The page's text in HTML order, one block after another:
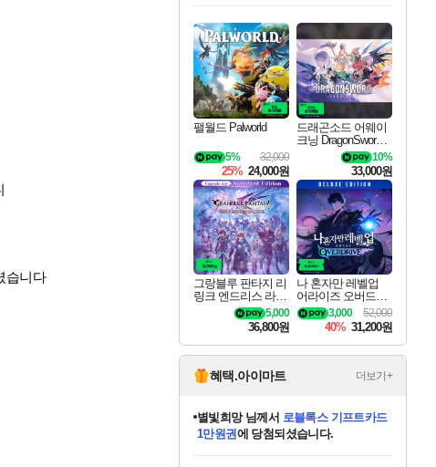
습니다
최대 90% 할인가를 만나보세요!
네이버혜택과 함께 만나보세요!
50%할인&추가 적립까지!
네이버 포인트 혜택까지!
이니&베니 혜택까지!
네이버 혜택가와 함께 예약하세요!
할인&네이버혜택으로 만나보세요!
할인가에 만나보세요!
일부 에디션 상시 할인!
혜택으로 예약 판매 중
편안하게 충전하세요
팰월드 Palworld
32,000
5%
25% 24,000원
드래곤소드 어웨이
크닝 DragonSword A
10%
33,000원
그랑블루 판타지 리
링크 엔드리스 라그
나로크 업그레이드
킷 Granblue Fantasy
Relink Endless Ragn
arok Upgrade Kit DL
C
5,000
36,800원
나 혼자만 레벨업
어라이즈 오버드라
이브 디럭스 에디션
Solo Leveling Arise
Overdrive Deluxe Edi
tion
52,000
3,000
40% 31,200원
혜택.아이마트 더보기+
별빛희망님께서 로블록스 기프트카드
1만원권에 당첨되셨습니다.